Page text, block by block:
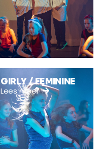
GIRLY / FEMININE
Lees meer